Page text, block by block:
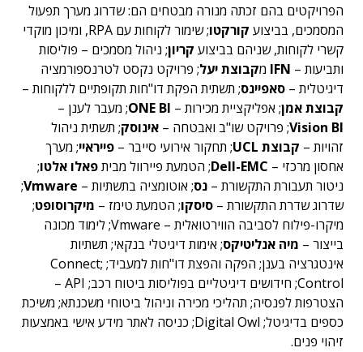
הפרויקטים בהם זכתה מנורה מבטחים הם: שדרוג מערך תפעול
המסמכים, בביצוע קורקטו
; שימור לקוחות עם RPA, ומיכון מוקדי
קשרי לקוחות, שניהם בביצוע קריון; ניהול מסמכים – פוליסות
ותביעות – IFN מקבוצת יעל; פרויקט נקסט לטרנספורמציה
דיגיטלית – סאפיינס; תשתית הפקת דו"חות תקופתיים ללקוחות –
קבוצת אמן; אפליקציית מכירות – ONE BI; מעבר לענן –
Vision BI; פרויקט שו"ב ואבטחה – אינוסק; תשתית ניהול
זהויות – קבוצת UCL ; תחקור אירועי סייבר – פייראיי; מערך
אחסון מרכזי – Dell-EMC; הטמעת פיירוול מביתפאלו אלטו;
ניטור תעבורת התקשורת – נס; אוטומציה בתשתיות – Vmware
;
שדרוג שדרת התקשורת – סיסקו; הטמעת טימז – מיקרוסופט;
מיקרו-פילוח לסביבה הווירטואלית – Vmware; לימוד מכונה
בייצור – מיה אנליטיקס; אימות דיגיטלי בנקאי; תשתיות
אינטגרציה בענן; הפקה והפצת דו"חות למעביד; Connect;
Control; חידושים דיגיטליים בפוליסות ביטוח רכב; API –
הצטרפות לפנסיה; תהליכי מכירה וניהול ביטוחי משכנתא; משיכת
כספים בדיגיטל; Digital Owl; כניסה לאתר מידע אישי באמצעות
זיהוי פנים.